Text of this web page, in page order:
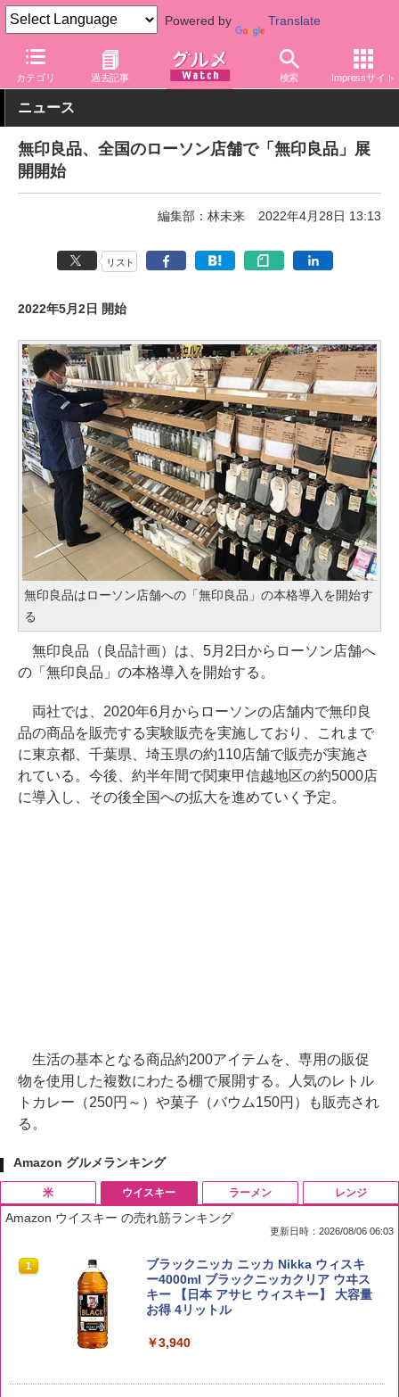
Powered by Translate
カテゴリ 過去記事 検索 Impressサイト
グルメ Watch 店舗 コンビニ ローソン
ニュース
無印良品、全国のローソン店舗で「無印良品」展
開開始
編集部：林未来 2022年4月28日 13:13
リスト
2022年5月2日 開始
無印良品はローソン店舗への「無印良品」の本格導入を開始す
る
無印良品（良品計画）は、5月2日からローソン店舗へ
の「無印良品」の本格導入を開始する。
両社では、2020年6月からローソンの店舗内で無印良
品の商品を販売する実験販売を実施しており、これまで
に東京都、千葉県、埼玉県の約110店舗で販売が実施さ
れている。今後、約半年間で関東甲信越地区の約5000店
に導入し、その後全国への拡大を進めていく予定。
生活の基本となる商品約200アイテムを、専用の販促
物を使用した複数にわたる棚で展開する。人気のレトル
トカレー（250円～）や菓子（バウム150円）も販売され
る。
Amazon グルメランキング
米
1 by Amazon 国産ブレンド米 精米 5kg
￥2,650
ウイスキー
Amazon ウイスキー の売れ筋ランキング
更新日時：2026/08/06 06:03
1
ブラックニッカ ニッカ Nikka ウィスキ
ー4000ml ブラックニッカクリア ウヰス
キー 【日本 アサヒ ウィスキー】 大容量
お得 4リットル
￥3,940
ラーメン レンジ